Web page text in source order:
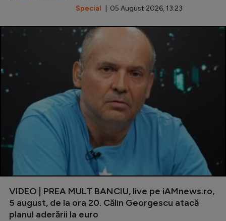
Special | 05 August 2026, 13:23
VIDEO | PREA MULT BANCIU, live pe iAMnews.ro,
5 august, de la ora 20. Călin Georgescu atacă
planul aderării la euro